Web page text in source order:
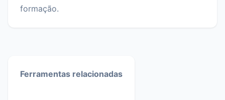
formação.
Ferramentas relacionadas